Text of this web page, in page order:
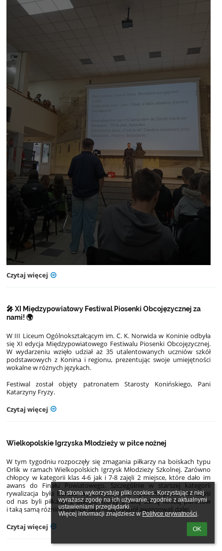
Ta strona wykorzystuje pliki cookies. Korzystając z niej
wyrażasz zgodę na ich używanie, zgodnie z aktualnymi
ustawieniami przeglądarki.
Więcej informacji znajdziesz w Polityce prywatności.
OK
Czytaj więcej
🎤 XI Międzypowiatowy Festiwal Piosenki Obcojęzycznej za
nami! 🌍
W III Liceum Ogólnokształcącym im. C. K. Norwida w Koninie odbyła
się XI edycja Międzypowiatowego Festiwalu Piosenki Obcojęzycznej.
W wydarzeniu wzięło udział aż 35 utalentowanych uczniów szkół
podstawowych z Konina i regionu, prezentując swoje umiejętności
wokalne w różnych językach.
Festiwal został objęty patronatem Starosty Konińskiego, Pani
Katarzyny Fryzy.
Czytaj więcej
Wielkopolskie Igrzyska Młodzieży w piłce nożnej
W tym tygodniu rozpoczęły się zmagania piłkarzy na boiskach typu
Orlik w ramach Wielkopolskich Igrzysk Młodzieży Szkolnej. Zarówno
chłopcy w kategorii klas 4-6 jak i 7-8 zajęli 2 miejsce, które dało im
awans do Finału Powiatowego. Szczególnie w starszej kategorii
rywalizacja była bardzo wyrównana i na wysokim poziomie. Lepsi
od nas byli piłkarze z dwójki, którzy z taką samą ilością punktów
i taką samą różnicą bramek jako drugi zespół awansowali dalej.
Czytaj więcej